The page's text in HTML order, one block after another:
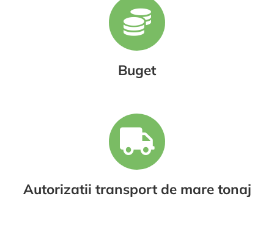
Buget
Autorizatii transport de mare tonaj